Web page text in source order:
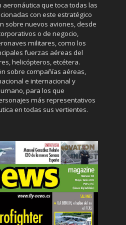
que toca todas las
con este estratégico
sobre nuevos aviones, desde
o de negocio,
militares, como los
fuerzas aéreas del
helicópteros, etcétera.
sobre compañías aéreas,
e internacional y
para los que
más representativos
en todas sus vertientes.